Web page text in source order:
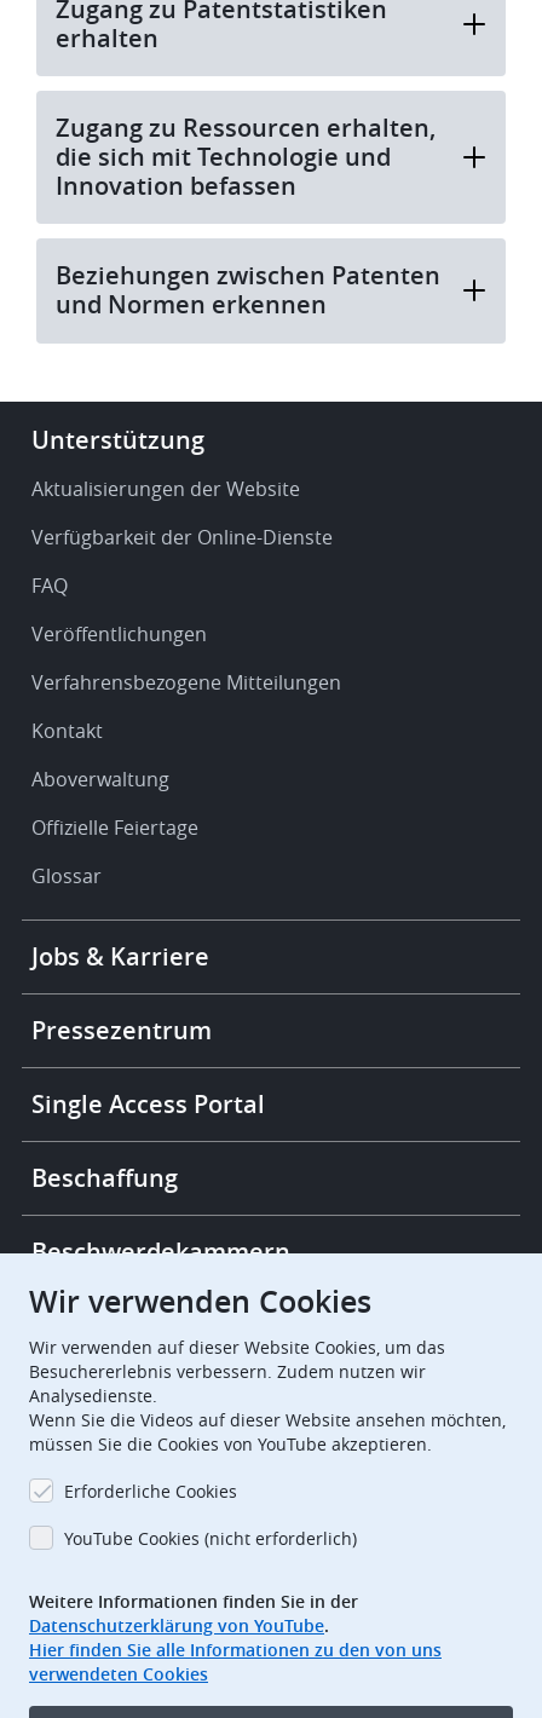
Zugang zu Patentstatistiken
erhalten
Zugang zu Ressourcen erhalten,
die sich mit Technologie und
Innovation befassen
Beziehungen zwischen Patenten
und Normen erkennen
Footer
Service
support
Unterstützung
Aktualisierungen der Website
Verfügbarkeit der Online-Dienste
FAQ
Veröffentlichungen
Verfahrensbezogene Mitteilungen
Kontakt
Aboverwaltung
Offizielle Feiertage
Glossar
More
links
Jobs & Karriere
Pressezentrum
Single Access Portal
Beschaffung
Beschwerdekammern
EuropeanPatentOffice
EPO Procurement
TheEPO
Footer
Impressum
Wir verwenden Cookies
Wir verwenden auf dieser Website Cookies, um das
Besuchererlebnis verbessern. Zudem nutzen wir
Analysedienste.
Wenn Sie die Videos auf dieser Website ansehen möchten,
müssen Sie die Cookies von YouTube akzeptieren.
Erforderliche Cookies
YouTube Cookies (nicht erforderlich)
Weitere Informationen finden Sie in der
Datenschutzerklärung von YouTube.
Hier finden Sie alle Informationen zu den von uns
verwendeten Cookies